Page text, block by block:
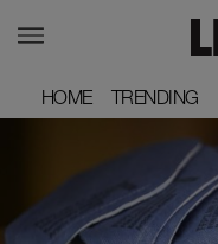
HOME
HOME TRENDING
TRENDING